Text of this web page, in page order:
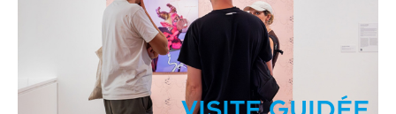
Visite guidée